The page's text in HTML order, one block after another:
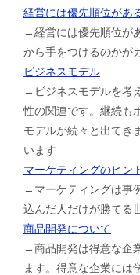
経営には優先順位があ
→経営には優先順位が
から手をつけるのかが
ビジネスモデル
→ビジネスモデルを考
性の関連です。継続も
モデルが続々と出てき
います
マーケティングのヒン
→マーケティングは事
込んだ人だけが勝てる
商品開発について
→商品開発は得意な企
ます。得意な企業には